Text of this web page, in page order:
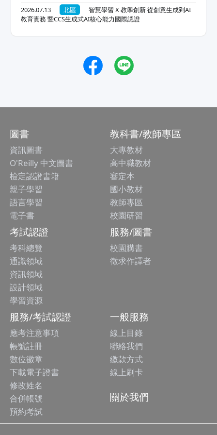
2026.07.13
北區
智慧學習 X 教學創新 從創意生成到AI
教育實務 暨CCS生成式AI核心能力國際認證
圖書
資訊圖書
O'Reilly 中文圖書
檢定認證書籍
親子學習
語言學習
電子書
教科書/教師專區
大專教材
高中職教材
審定本
國小教材
教師專區
校園研習
考試認證
考科總覽
通識領域
資訊領域
設計領域
學習資源
服務/圖書
校園購書
徵求作譯者
服務/考試認證
應考注意事項
帳號註冊
數位徽章
下載電子證書
修改姓名
合併帳號
預約考試
一般服務
線上目錄
聯絡我們
繳款方式
線上刷卡
關於我們